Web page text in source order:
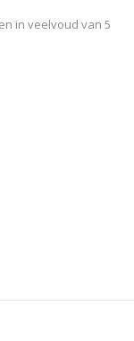
in veelvoud van 5